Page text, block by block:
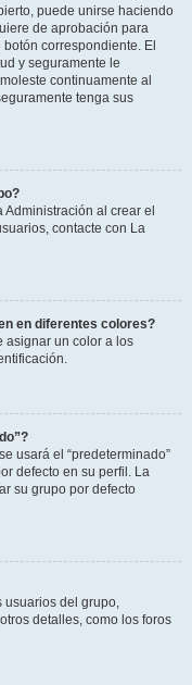
puede unirse haciendo
de aprobación para
correspondiente. El
y seguramente le
continuamente al
tenga sus
al crear el
contacte con La
en diferentes colores?
asignar un color a los
usará el “predeterminado”
defecto en su perfil. La
su grupo por defecto
usuarios del grupo,
detalles, como los foros